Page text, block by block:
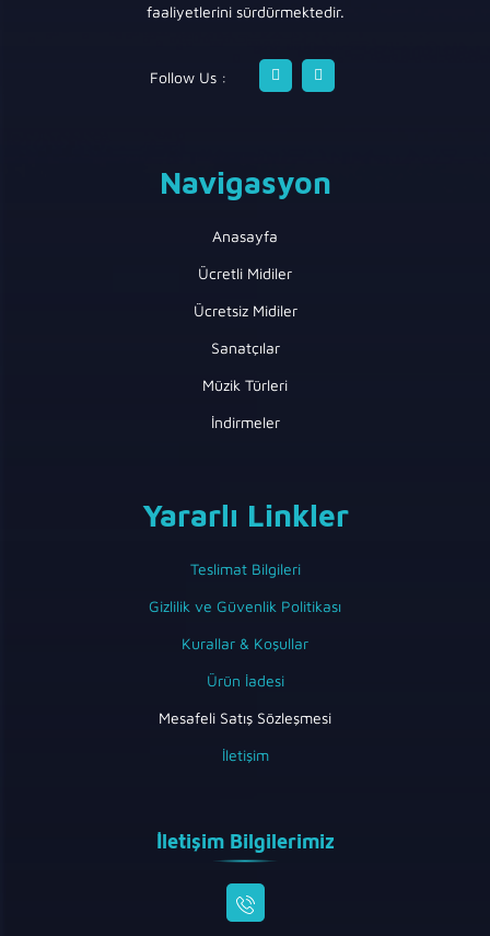
faaliyetlerini sürdürmektedir.
Follow Us :
Navigasyon
Anasayfa
Ücretli Midiler
Ücretsiz Midiler
Sanatçılar
Müzik Türleri
İndirmeler
Yararlı Linkler
Teslimat Bilgileri
Gizlilik ve Güvenlik Politikası
Kurallar & Koşullar
Ürün İadesi
Mesafeli Satış Sözleşmesi
İletişim
İletişim Bilgilerimiz